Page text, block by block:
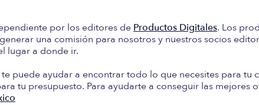
por los editores de Productos Digitales. Los
una comisión para nosotros y nuestros socios
lugar a donde ir.
puede ayudar a encontrar todo lo que necesites para tu
tu presupuesto. Para ayudarte a conseguir las mejores